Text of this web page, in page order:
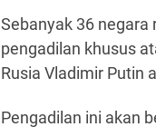
Sebanyak 36
pengadilan khusus
Rusia Vladimir Putin
Pengadilan ini akan